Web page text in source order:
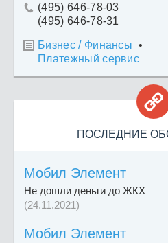
 (495) 646-78-03
(495) 646-78-31
 Бизнес / Финансы •
Платежный сервис
ПОСЛЕДНИЕ
Мобил Элемент
Не дошли деньги до ЖКХ
(24.11.2021)
Мобил Элемент